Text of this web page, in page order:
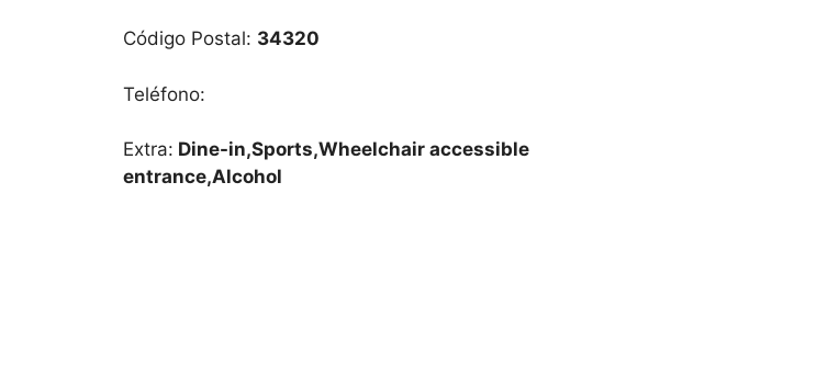
Código Postal: 34320
Teléfono:
Extra: Dine-in,Sports,Wheelchair accessible
entrance,Alcohol